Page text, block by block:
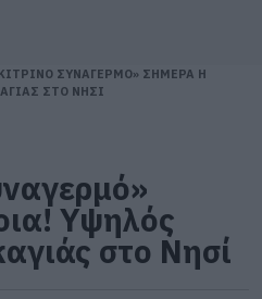
ΣΥΝΑΓΕΡΜΟ» ΣΗΜΕΡΑ Η
ΣΤΟ ΝΗΣΙ
Υψηλός
στο Νησί